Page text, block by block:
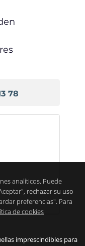
78
analíticos. Puede
rechazar su uso
preferencias". Para
de cookies
imprescindibles para